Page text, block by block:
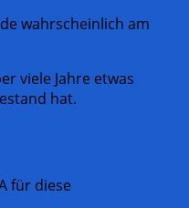
wahrscheinlich am
viele Jahre etwas
hat.
für diese